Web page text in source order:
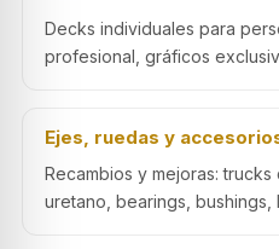
Decks individuales para
profesional, gráficos
Ejes, ruedas y
Recambios y mejoras:
uretano, bearings, bushings,